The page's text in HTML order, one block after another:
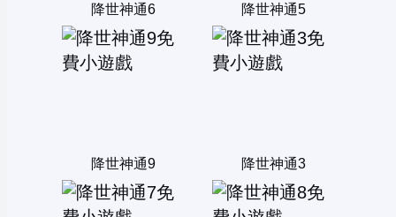
降世神通6 降世神通5
降世神通9 降世神通3